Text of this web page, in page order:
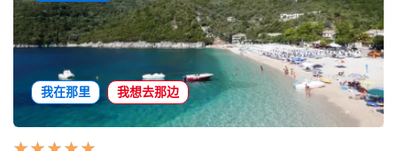
我在那里 我想去那边